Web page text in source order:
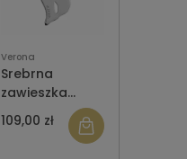
Verona
Srebrna
zawieszka
Verona KOTEK
Z049241
109,00 zł